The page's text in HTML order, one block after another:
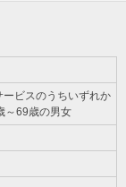
ビスのうちいずれか
～69歳の男女